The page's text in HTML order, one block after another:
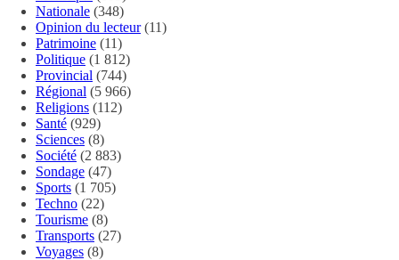
Nationale (348)
Opinion du lecteur(11)
Patrimoine (11)
Politique (1 812)
Provincial (744)
Régional (5 966)
Religions (112)
Santé (929)
Sciences (8)
Société (2 883)
Sondage (47)
Sports (1 705)
Techno (22)
Tourisme (8)
Transports (27)
Voyages (8)